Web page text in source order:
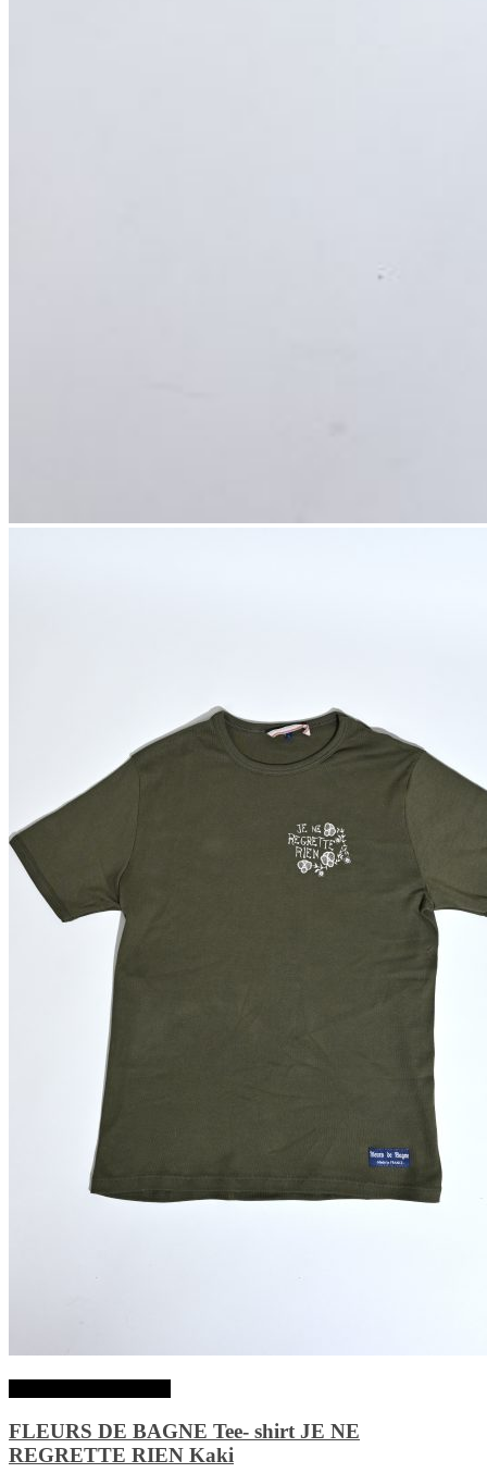
FLEURS DE BAGNE Tee- shirt JE NE
REGRETTE RIEN Kaki